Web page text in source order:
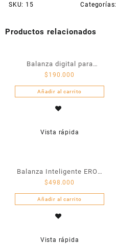
SKU: 15 Categorías:
Productos relacionados
Balanza digital para
cocina: IKS001
$ 190.000
Añadir al carrito
Vista rápida
Balanza Inteligente EROS
IBF002
$498.000
Añadir al carrito
Vista rápida